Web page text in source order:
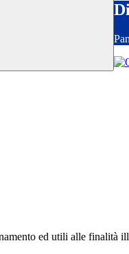
ed utili alle finalità